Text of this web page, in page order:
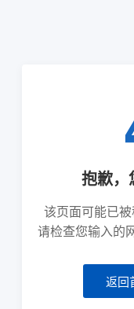
抱歉，
该页面可能已被
请检查您输入的
返回